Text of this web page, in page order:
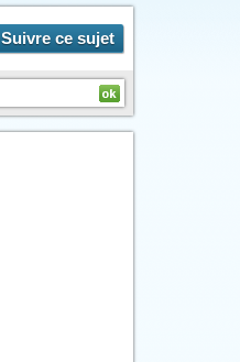
Suivre ce sujet